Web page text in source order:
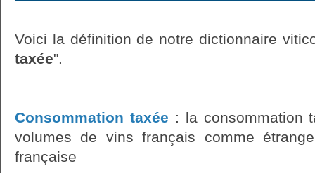
Voici la définition de notre dictionnaire
taxée".
Consommation taxée : la consommation
volumes de vins français comme
française